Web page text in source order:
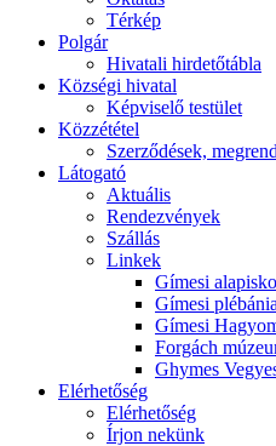
Térkép
Polgár
Hivatali hirdetőtábla
Községi hivatal
Képviselő testület
Közzététel
Szerződések,
Látogató
Aktuális
Rendezvények
Szállás
Linkek
Gímesi
Gímesi plébánia
Gímesi
Forgách
Ghymes
Elérhetőség
Elérhetőség
Írjon nekünk